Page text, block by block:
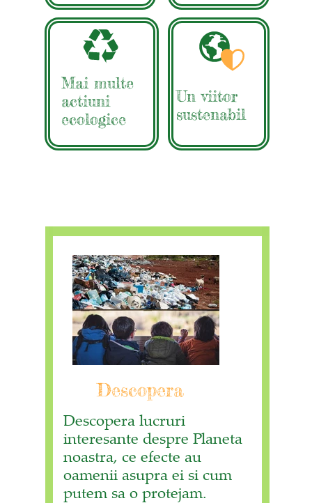
Descopera lucruri
interesante despre Planeta
noastra, ce efecte au
oamenii asupra ei si cum
putem sa o protejam.
Un viitor
sustenabil
Mai multe
actiuni
ecologice
Descopera